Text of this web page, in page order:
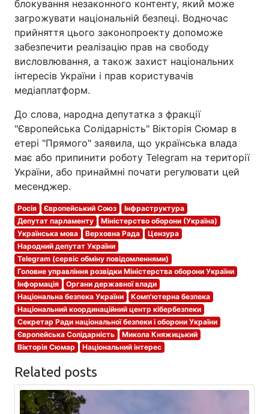
блокування незаконного контенту, який може
загрожувати національній безпеці. Водночас
прийняття цього законопроекту допоможе
забезпечити реалізацію прав на свободу
висловлювання, а також захист національних
інтересів України і прав користувачів
медіаплатформ.
До слова, народна депутатка з фракції
"Європейська Солідарність" Вікторія Сюмар в
етері "Прямого" заявила, що українська влада
має або припинити роботу Telegram на території
України, або принаймні почати регулювати цей
месенджер.
Росія Європейський Союз
Інфраструктура
Депутат парламенту
Міністерство оборони (Україна)
Українська мова
Верховна Рада
Цензура
Народний депутат України
Telegram (сервіс обміну повідомленнями)
Головне управління розвідки Міністерства оборони України
Інформація
Органи державної влади
Національна безпека України
Комп'ютерна безпека
Національний координаційний центр кібербезпеки
Секретар Ради національної безпеки і оборони України
Європейська Солідарність
Микола Княжицький
Вікторія Сюмар
Національний інтерес
Related posts